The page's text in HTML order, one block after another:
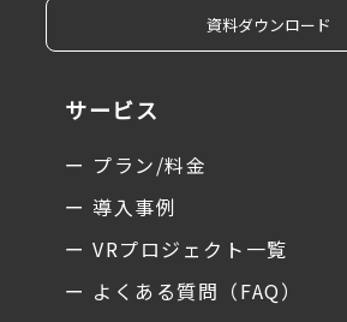
資料ダウンロード
サービス
ー プラン/料金
ー 導入事例
ー VRプロジェクト一覧
ー よくある質問（FAQ）